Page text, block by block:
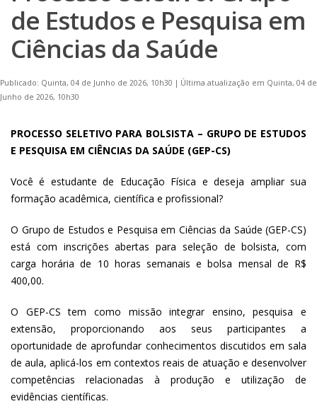
de Estudos e Pesquisa em
Ciências da Saúde
Publicado: Quinta, 04 de Junho de 2026, 10h30 | Última atualização em Quinta, 04 de
Junho de 2026, 10h30
PROCESSO SELETIVO PARA BOLSISTA – GRUPO DE ESTUDOS
E PESQUISA EM CIÊNCIAS DA SAÚDE (GEP-CS)
Você é estudante de Educação Física e deseja ampliar sua
formação acadêmica, científica e profissional?
O Grupo de Estudos e Pesquisa em Ciências da Saúde (GEP-CS)
está com inscrições abertas para seleção de bolsista, com
carga horária de 10 horas semanais e bolsa mensal de R$
400,00.
O GEP-CS tem como missão integrar ensino, pesquisa e
extensão, proporcionando aos seus participantes a
oportunidade de aprofundar conhecimentos discutidos em sala
de aula, aplicá-los em contextos reais de atuação e desenvolver
competências relacionadas à produção e utilização de
evidências científicas.